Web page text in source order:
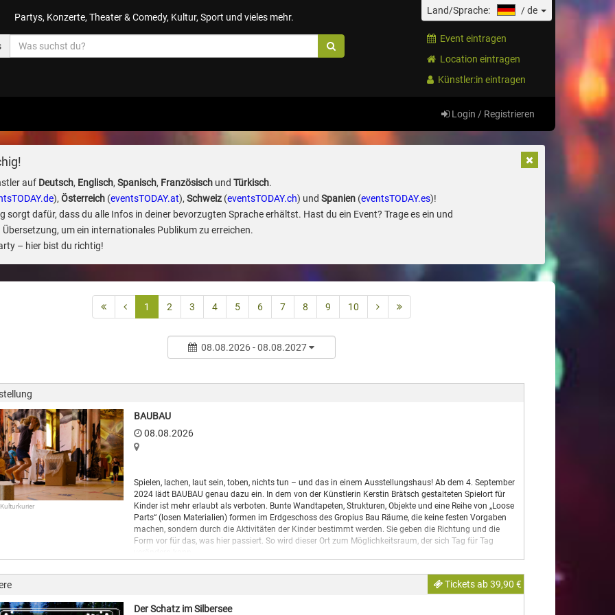
Partys, Konzerte, Theater & Comedy, Kultur, Sport und vieles mehr.
Land/Sprache: /de
Event eintragen
Location eintragen
Künstler:in eintragen
Login / Registrieren
auf Deutsch, Englisch, Spanisch, Französischund Türkisch.
), Österreich(eventsTODAY.at), Schweiz(eventsTODAY.ch) und Spanien(eventsTODAY.es)!
sorgt dafür, dass du alle Infos in deiner bevorzugten Sprache erhältst. Hast du ein Event? Trage es ein und
um ein internationales Publikum zu erreichen.
– hier bist du richtig!
1 2 3 4 5 6 7 8 9 10
08.08.2026 - 08.08.2027
Kulturkurier
BAUBAU
08.08.2026
Spielen, lachen, laut sein, toben, nichts tun – und das in einem Ausstellungshaus! Ab dem 4. September
2024 lädt BAUBAU genau dazu ein. In dem von der Künstlerin Kerstin Brätsch gestalteten Spielort für
Kinder ist mehr erlaubt als verboten. Bunte Wandtapeten, Strukturen, Objekte und eine Reihe von „Loose
Parts“ (losen Materialien) formen im Erdgeschoss des Gropius Bau Räume, die keine festen Vorgaben
machen, sondern durch die Aktivitäten der Kinder bestimmt werden. Sie geben die Richtung und die
Form vor für das, was hier passiert. So wird dieser Ort zum Möglichkeitsraum, der sich Tag für Tag
hinweg innerhalb wie außerhalb des Gropius Bau weiterentwickeln und wachsen – in engem Austausch
Tickets ab 39,90 €
Der Schatz im Silbersee